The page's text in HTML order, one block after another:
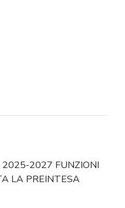
2025-2027 FUNZIONI
LA PREINTESA